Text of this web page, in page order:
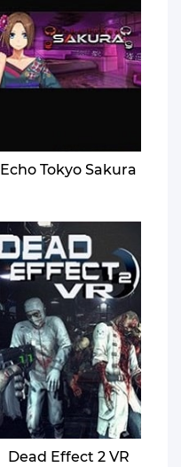
Echo Tokyo Sakura
Dead Effect 2 VR